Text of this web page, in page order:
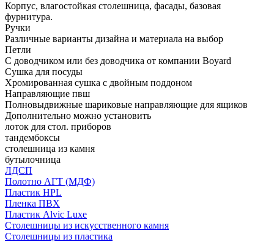
Корпус, влагостойкая столешница, фасады, базовая
фурнитура.
Ручки
Различные варианты дизайна и материала на выбор
Петли
С доводчиком или без доводчика от компании Boyard
Сушка для посуды
Хромированная сушка с двойным поддоном
Направляющие пвш
Полновыдвижные шариковые направляющие для ящиков
Дополнительно можно установить
лоток для стол. приборов
тандембоксы
столешница из камня
бутылочница
ЛДСП
Полотно АГТ (МДФ)
Пластик HPL
Пленка ПВХ
Пластик Alvic Luxe
Столешницы из искусственного камня
Столешницы из пластика